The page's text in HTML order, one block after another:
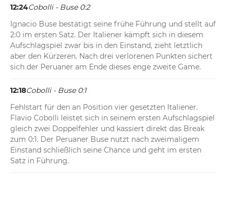
12:24Cobolli - Buse 0:2
Ignacio Buse bestätigt seine frühe Führung und stellt auf
2:0 im ersten Satz. Der Italiener kämpft sich in diesem
Aufschlagspiel zwar bis in den Einstand, zieht letztlich
aber den Kürzeren. Nach drei verlorenen Punkten sichert
sich der Peruaner am Ende dieses enge zweite Game.
12:18Cobolli - Buse 0:1
Fehlstart für den an Position vier gesetzten Italiener.
Flavio Cobolli leistet sich in seinem ersten Aufschlagspiel
gleich zwei Doppelfehler und kassiert direkt das Break
zum 0:1. Der Peruaner Buse nutzt nach zweimaligem
Einstand schließlich seine Chance und geht im ersten
Satz in Führung.